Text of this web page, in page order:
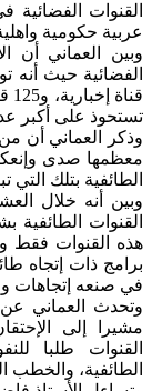
عربية حكومية
وبين العماني أن
تستحوذ على أكبر
معظمها صدى
الطائفية بتلك
وبين أنه خلال
القنوات
هذه القنوات فقط
برامج ذات إتجاه
في صنعه إتجاهات
وتحدث العماني عن
مشيرا إلى
القنوات طلبا
الطائفية،